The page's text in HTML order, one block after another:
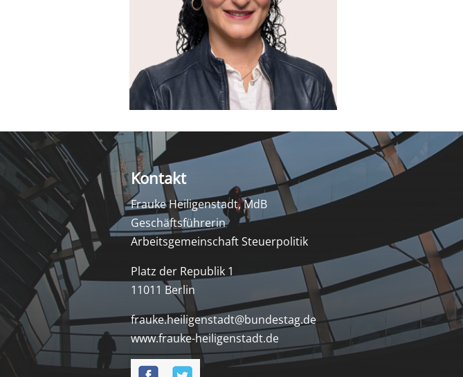
Kontakt
Frauke Heiligenstadt, MdB
Geschäftsführerin
Arbeitsgemeinschaft Steuerpolitik
Platz der Republik 1
11011 Berlin
frauke.heiligenstadt@bundestag.de
www.frauke-heiligenstadt.de